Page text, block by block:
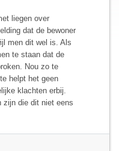
liegen over
dat de bewoner
men dit wel is. Als
te staan dat de
Nou zo te
helpt het geen
klachten erbij.
zijn die dit niet eens